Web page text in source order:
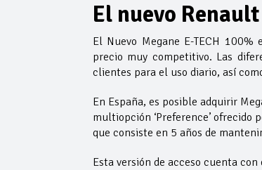
El nuevo
El Nuevo Megane E-TECH
precio muy competitivo. Las
clientes para el uso diario, así
En España, es posible adquirir
multiopción ‘Preference’ ofrecido
que consiste en 5 años de
Esta versión de acceso cuenta